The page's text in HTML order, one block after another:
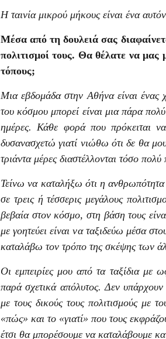
Η ταινία μικρού μήκους είναι ένα
Μέσα από τη δουλειά σας
πολιτισμοί τους. Θα θέλατε να μας
τόπους;
Μια εβδομάδα στην Αθήνα είναι ένας
του κόσμου μπορεί είναι μια πάρα
ημέρες. Κάθε φορά που πρόκειται
δυσανασχετώ γιατί νιώθω ότι δε θα
τριάντα μέρες διαστέλλονται τόσο
Τείνω να καταλήξω ότι η ανθρωπότητα
σε τρεις ή τέσσερις μεγάλους
βεβαία στον κόσμο, στη βάση τους
με γοητεύει είναι να ταξιδεύω μέσα
καταλάβω τον τρόπο της σκέψης των
Οι εμπειρίες μου από τα ταξίδια με
παρά σχετικά απόλυτος. Δεν
με τους δικούς τους πολιτισμούς με
«πώς» και το «γιατί» που τους
έτσι θα μπορέσουμε να καταλάβουμε